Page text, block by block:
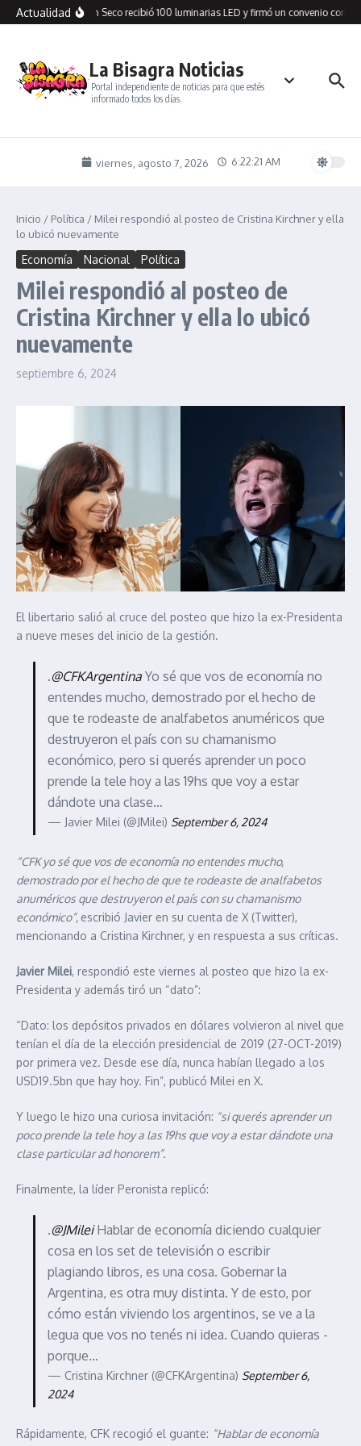
Saltar al contenido
ActualidadCañadón Seco recibió 100 luminarias LED y firmó un convenio con
La Bisagra Noticias
Portal independiente de noticias para que estés
informado todos los días.
viernes, agosto 7, 2026 6:22:21 AM
Inicio / Política / Milei respondió al posteo de Cristina Kirchner y ella
lo ubicó nuevamente
Economía Nacional Política
Milei respondió al posteo de
Cristina Kirchner y ella lo ubicó
nuevamente
septiembre 6, 2024
El libertario salió al cruce del posteo que hizo la ex-Presidenta
a nueve meses del inicio de la gestión.
.@CFKArgentina Yo sé que vos de economía no
entendes mucho, demostrado por el hecho de
que te rodeaste de analfabetos anuméricos que
destruyeron el país con su chamanismo
económico, pero si querés aprender un poco
prende la tele hoy a las 19hs que voy a estar
dándote una clase…
— Javier Milei (@JMilei) September 6, 2024
“CFK yo sé que vos de economía no entendes mucho,
demostrado por el hecho de que te rodeaste de analfabetos
anuméricos que destruyeron el país con su chamanismo
económico”, escribió Javier en su cuenta de X (Twitter),
mencionando a Cristina Kirchner, y en respuesta a sus críticas.
Javier Milei, respondió este viernes al posteo que hizo la ex-
Presidenta y además tiró un “dato”:
“Dato: los depósitos privados en dólares volvieron al nivel que
tenían el día de la elección presidencial de 2019 (27-OCT-2019)
por primera vez. Desde ese día, nunca habían llegado a los
USD19.5bn que hay hoy. Fin”, publicó Milei en X.
Y luego le hizo una curiosa invitación: “si querés aprender un
poco prende la tele hoy a las 19hs que voy a estar dándote una
clase particular ad honorem”.
Finalmente, la líder Peronista replicó:
.@JMileiHablar de economía diciendo cualquier
cosa en los set de televisión o escribir
plagiando libros, es una cosa. Gobernar la
Argentina, es otra muy distinta. Y de esto, por
cómo están viviendo los argentinos, se ve a la
legua que vos no tenés ni idea. Cuando quieras -
porque…
— Cristina Kirchner (@CFKArgentina) September 6,
2024
Rápidamente, CFK recogió el guante: “Hablar de economía